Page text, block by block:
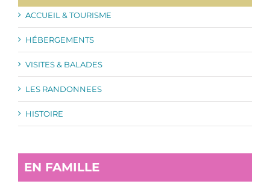
ACCUEIL & TOURISME
HÉBERGEMENTS
VISITES & BALADES
LES RANDONNEES
HISTOIRE
EN FAMILLE